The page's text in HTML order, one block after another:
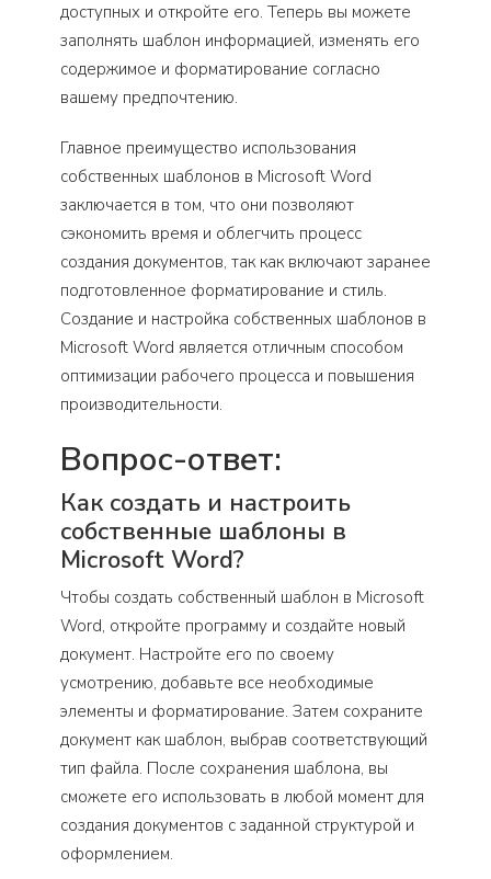
доступных и откройте его. Теперь вы можете
заполнять шаблон информацией, изменять его
содержимое и форматирование согласно
вашему предпочтению.
Главное преимущество использования
собственных шаблонов в Microsoft Word
заключается в том, что они позволяют
сэкономить время и облегчить процесс
создания документов, так как включают заранее
подготовленное форматирование и стиль.
Создание и настройка собственных шаблонов в
Microsoft Word является отличным способом
оптимизации рабочего процесса и повышения
производительности.
Вопрос-ответ:
Как создать и настроить
собственные шаблоны в
Microsoft Word?
Чтобы создать собственный шаблон в Microsoft
Word, откройте программу и создайте новый
документ. Настройте его по своему
усмотрению, добавьте все необходимые
элементы и форматирование. Затем сохраните
документ как шаблон, выбрав соответствующий
тип файла. После сохранения шаблона, вы
сможете его использовать в любой момент для
создания документов с заданной структурой и
оформлением.